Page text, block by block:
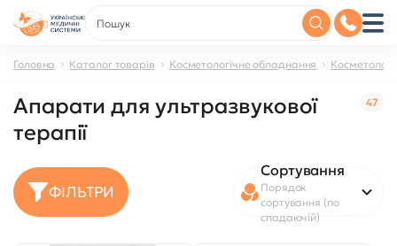
Головна Каталог товарів Косметологічне обладнання
Апарати для ультразвукової
терапії
47
ФІЛЬТРИ
Сортування
Порядок
сортування (по
спадаючій)